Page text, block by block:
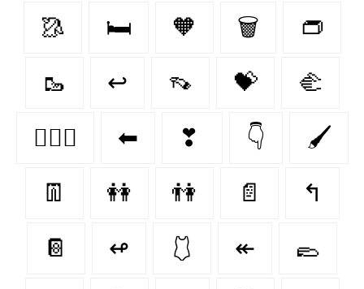
🥻 🛏 🧡 🗑️ 👝
🥾 ↩ 👡 💝 🫲
👩‍❤️‍👩 ⬅ ❣ 👇 🖌
👖 👭 👫 📄 ↰
📔 ↫ 🩱 ↞ 🥿